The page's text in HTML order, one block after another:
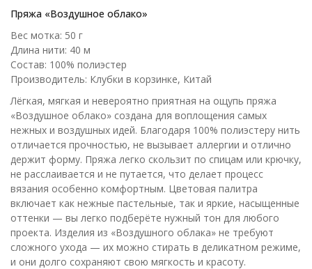
Пряжа «Воздушное облако»
Вес мотка: 50 г
Длина нити: 40 м
Состав: 100% полиэстер
Производитель: Клубки в корзинке, Китай
Лёгкая, мягкая и невероятно приятная на ощупь пряжа
«Воздушное облако» создана для воплощения самых
нежных и воздушных идей. Благодаря 100% полиэстеру нить
отличается прочностью, не вызывает аллергии и отлично
держит форму. Пряжа легко скользит по спицам или крючку,
не расслаивается и не путается, что делает процесс
вязания особенно комфортным. Цветовая палитра
включает как нежные пастельные, так и яркие, насыщенные
оттенки — вы легко подберёте нужный тон для любого
проекта. Изделия из «Воздушного облака» не требуют
сложного ухода — их можно стирать в деликатном режиме,
и они долго сохраняют свою мягкость и красоту.